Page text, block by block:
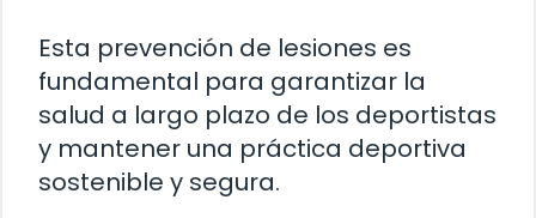
Esta prevención de lesiones es
fundamental para garantizar la
salud a largo plazo de los deportistas
y mantener una práctica deportiva
sostenible y segura.